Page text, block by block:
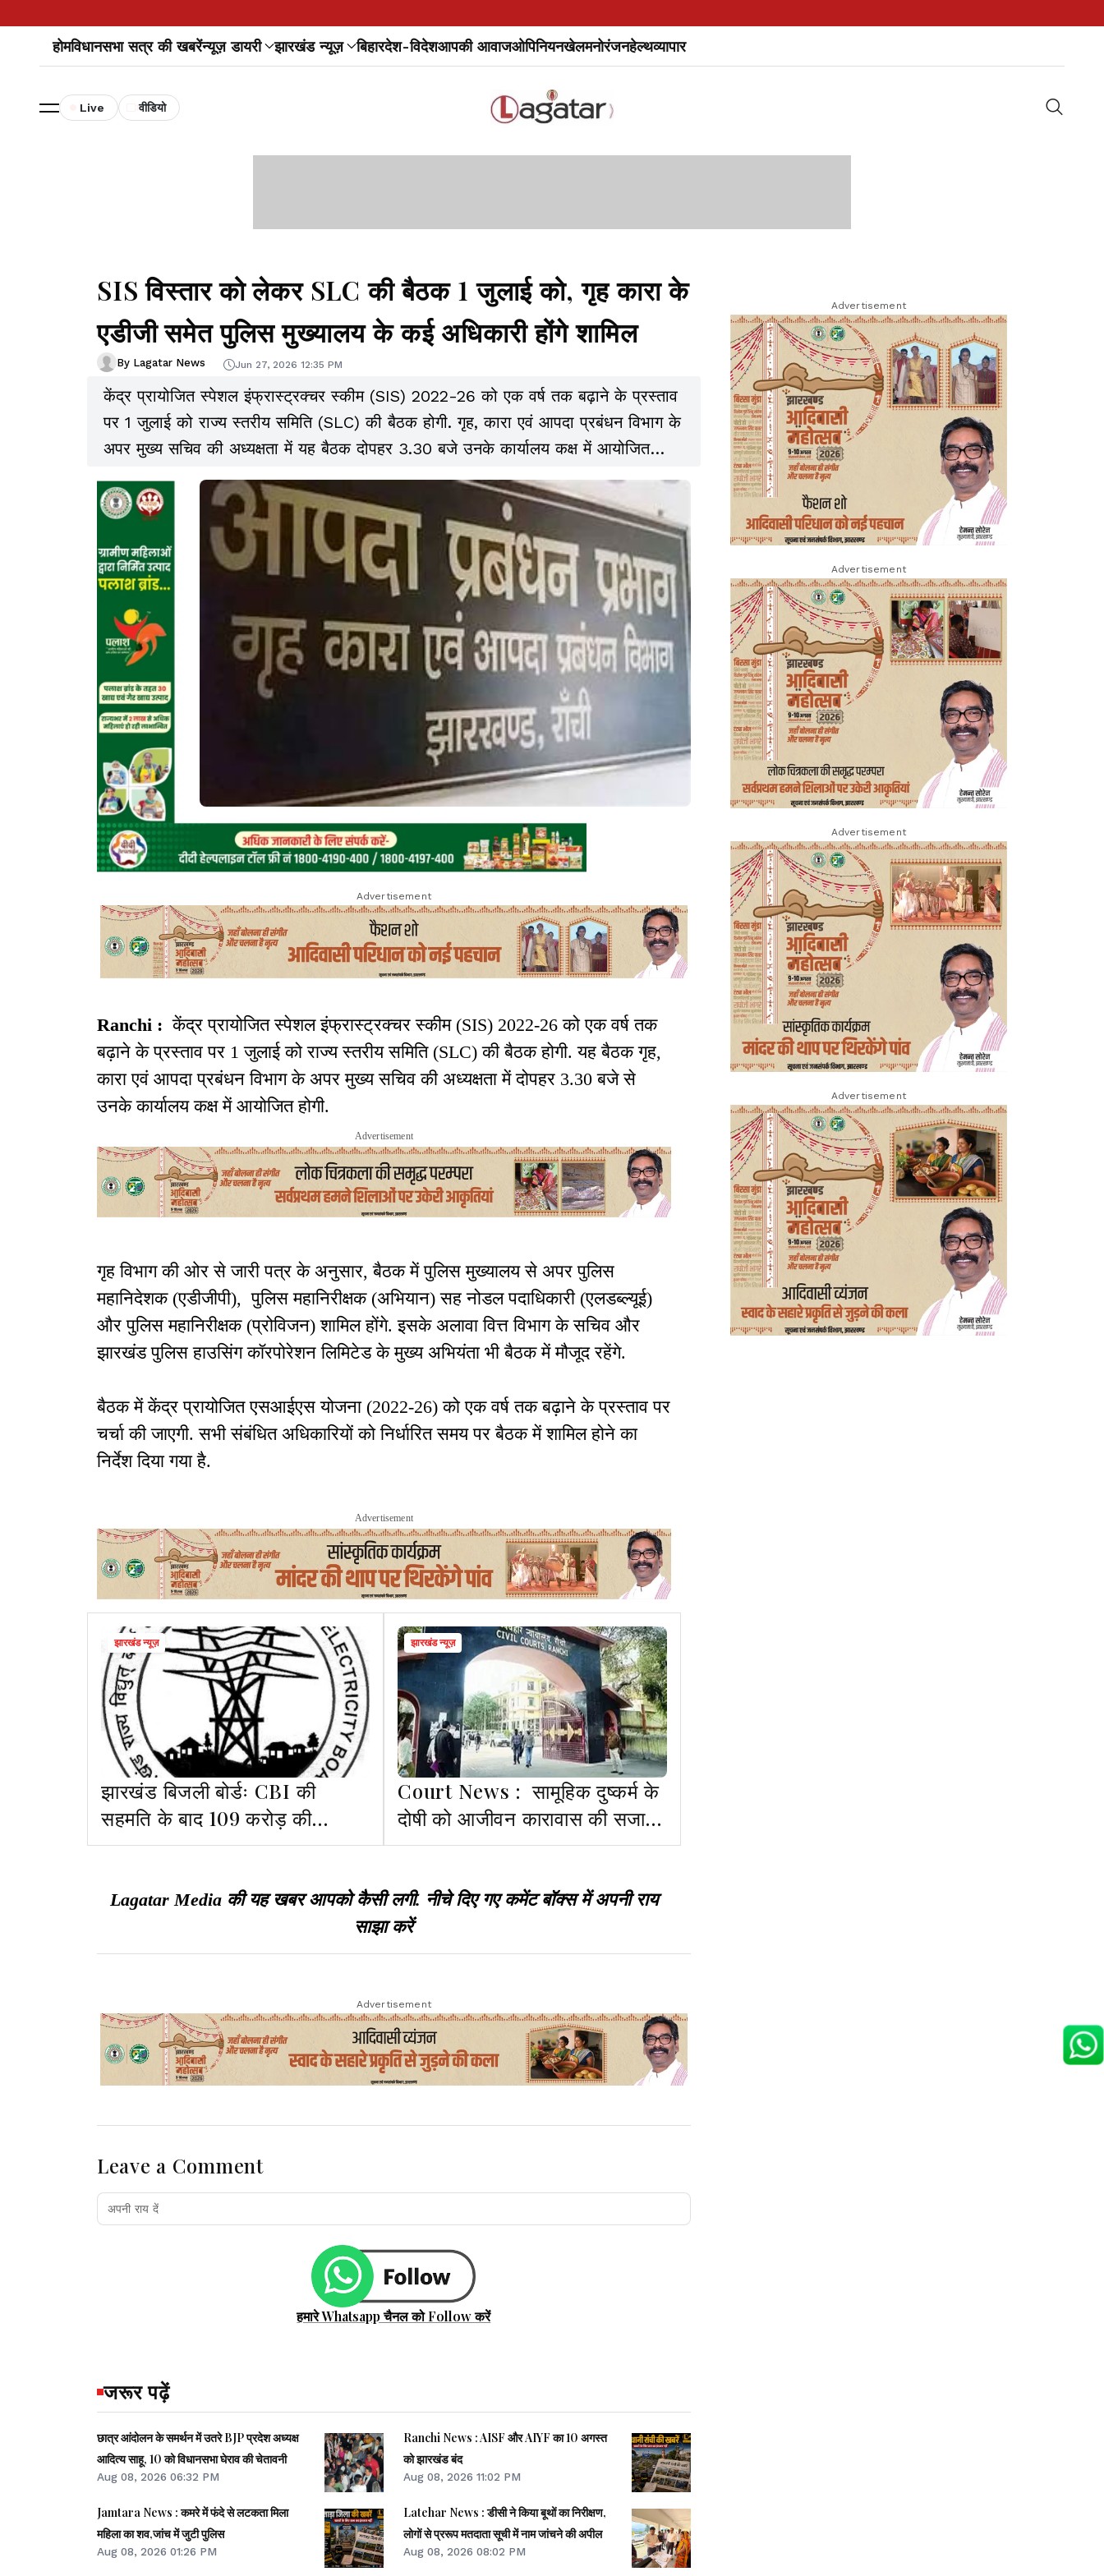
होमविधानसभा सत्र की खबरेंन्यूज़ डायरी झारखंड न्यूज़ बिहारदेश-विदेशआपकी आवाजओपिनियनखेलमनोरंजनहेल्थव्यापार
Live वीडियो
SIS विस्तार को लेकर SLC की बैठक 1 जुलाई को, गृह कारा के
एडीजी समेत पुलिस मुख्यालय के कई अधिकारी होंगे शामिल
By Lagatar News Jun 27, 2026 12:35 PM
केंद्र प्रायोजित स्पेशल इंफ्रास्ट्रक्चर स्कीम (SIS) 2022-26 को एक वर्ष तक बढ़ाने के प्रस्ताव
पर 1 जुलाई को राज्य स्तरीय समिति (SLC) की बैठक होगी. गृह, कारा एवं आपदा प्रबंधन विभाग के
अपर मुख्य सचिव की अध्यक्षता में यह बैठक दोपहर 3.30 बजे उनके कार्यालय कक्ष में आयोजित
Advertisement
Ranchi : केंद्र प्रायोजित स्पेशल इंफ्रास्ट्रक्चर स्कीम (SIS) 2022-26 को एक वर्ष तक
बढ़ाने के प्रस्ताव पर 1 जुलाई को राज्य स्तरीय समिति (SLC) की बैठक होगी. यह बैठक गृह,
कारा एवं आपदा प्रबंधन विभाग के अपर मुख्य सचिव की अध्यक्षता में दोपहर 3.30 बजे से
उनके कार्यालय कक्ष में आयोजित होगी.
Advertisement
गृह विभाग की ओर से जारी पत्र के अनुसार, बैठक में पुलिस मुख्यालय से अपर पुलिस
महानिदेशक (एडीजीपी), पुलिस महानिरीक्षक (अभियान) सह नोडल पदाधिकारी (एलडब्ल्यूई)
और पुलिस महानिरीक्षक (प्रोविजन) शामिल होंगे. इसके अलावा वित्त विभाग के सचिव और
झारखंड पुलिस हाउसिंग कॉरपोरेशन लिमिटेड के मुख्य अभियंता भी बैठक में मौजूद रहेंगे.
बैठक में केंद्र प्रायोजित एसआईएस योजना (2022-26) को एक वर्ष तक बढ़ाने के प्रस्ताव पर
चर्चा की जाएगी. सभी संबंधित अधिकारियों को निर्धारित समय पर बैठक में शामिल होने का
निर्देश दिया गया है.
Advertisement
झारखंड न्यूज़
झारखंड बिजली बोर्डः CBI की
सहमति के बाद 109 करोड़ की
निकासी के मामले की सुनवाई नहीं हुई
झारखंड न्यूज़
Court News : सामूहिक दुष्कर्म के
दोषी को आजीवन कारावास की सजा,
50 हजार जुर्माना भी लगा
Lagatar Media की यह खबर आपको कैसी लगी. नीचे दिए गए कमेंट बॉक्स में अपनी राय
साझा करें
Advertisement
Leave a Comment
हमारे Whatsapp चैनल को Follow करें
जरूर पढ़ें
छात्र आंदोलन के समर्थन में उतरे BJP प्रदेश अध्यक्ष
आदित्य साहू, 10 को विधानसभा घेराव की चेतावनी
Aug 08, 2026 06:32 PM
Jamtara News : कमरे में फंदे से लटकता मिला
महिला का शव,जांच में जुटी पुलिस
Aug 08, 2026 01:26 PM
Ranchi News : AISF और AIYF का 10 अगस्त
को झारखंड बंद
Aug 08, 2026 11:02 PM
Latehar News : डीसी ने किया बूथों का निरीक्षण,
लोगों से प्ररूप मतदाता सूची में नाम जांचने की अपील
Aug 08, 2026 08:02 PM
Advertisement
Advertisement
Advertisement
Advertisement